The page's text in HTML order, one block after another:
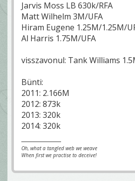
Jarvis Moss LB 630k/RFA
Matt Wilhelm 3M/UFA
Hiram Eugene 1.25M/1.25M/
Al Harris 1.75M/UFA
visszavonul: Tank Williams
Bünti:
2011: 2.166M
2012: 873k
2013: 320k
2014: 320k
Oh, what a tangled web we weave
When first we practise to deceive!